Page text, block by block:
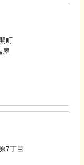
町
屋
7丁目